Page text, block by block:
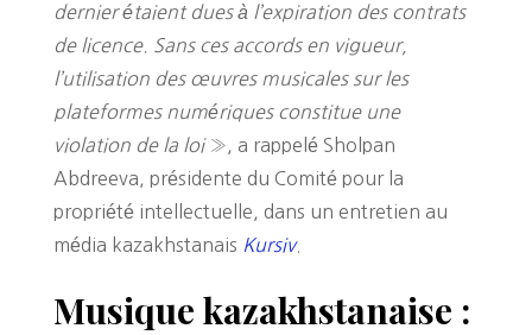
dernier étaient dues à l’expiration des contrats
de licence. Sans ces accords en vigueur,
l’utilisation des œuvres musicales sur les
plateformes numériques constitue une
violation de la loi», a rappelé Sholpan
Abdreeva, présidente du Comité pour la
propriété intellectuelle, dans un entretien au
média kazakhstanais Kursiv.
Musique kazakhstanaise :